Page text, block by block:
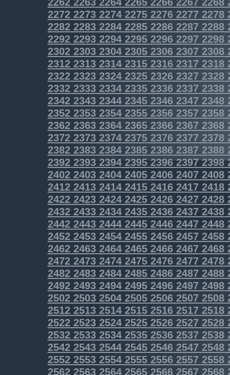
227222732274227522762277 2278
228222832284228522862287 2288
229222932294229522962297 2298
230223032304230523062307 2308
231223132314231523162317 2318
232223232324232523262327 2328
233223332334233523362337 2338
234223432344234523462347 2348
235223532354235523562357 2358
236223632364236523662367 2368
237223732374237523762377 2378
238223832384238523862387 2388
2392239323942395239623972398
2402240324042405240624072408
2412241324142415241624172418
2422242324242425242624272428
2432243324342435243624372438
2442244324442445244624472448
2452245324542455245624572458
2462246324642465246624672468
2472247324742475247624772478
2482248324842485248624872488
2492249324942495249624972498
2502250325042505250625072508
2512251325142515251625172518
2522252325242525252625272528
253225332534253525362537 2538
254225432544254525462547 2548
255225532554255525562557 2558
256225632564256525662567 2568